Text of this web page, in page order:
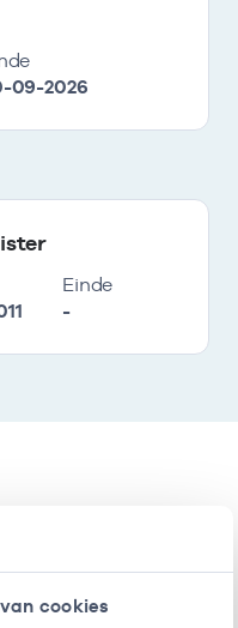
cookies
09-2026
Einde
-